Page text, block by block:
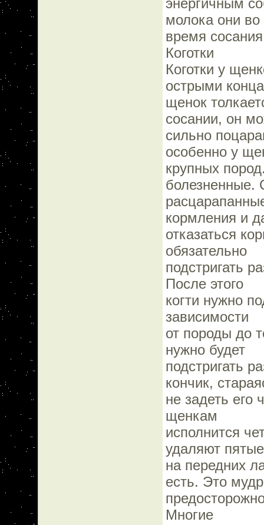
молока они во
время
Коготки
Коготки у
острыми
щенок
сосании, он
сильно
особенно у
крупных
болезненные.
кормления и
отказаться
обязательно
подстригать
После этого
когти нужно
зависимости
от породы до
нужно будет
подстригать
кончик,
не задеть его
щенкам
исполнится
удаляют
на передних
есть. Это
Многие